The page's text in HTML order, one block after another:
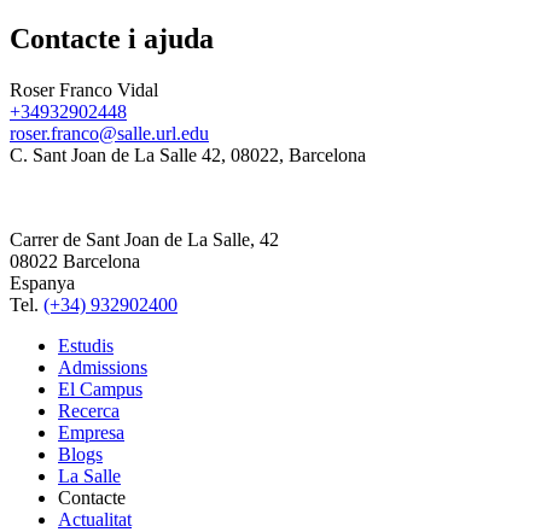
Contacte i ajuda
Roser Franco Vidal
+34932902448
roser.franco@salle.url.edu
C. Sant Joan de La Salle 42, 08022, Barcelona
Carrer de Sant Joan de La Salle, 42
08022 Barcelona
Espanya
Tel. (+34) 932902400
Estudis
Admissions
El Campus
Recerca
Empresa
Blogs
La Salle
Contacte
Actualitat